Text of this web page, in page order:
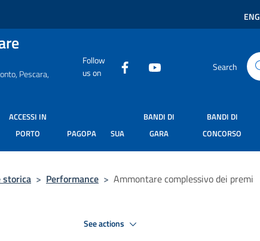
ENG
Pescara,
Follow
us on
Search
ACCESSI IN
PORTO
PAGOPA SUA
BANDI DI
GARA
BANDI DI
CONCORSO
storica > Performance > Ammontare complessivo dei premi
See actions